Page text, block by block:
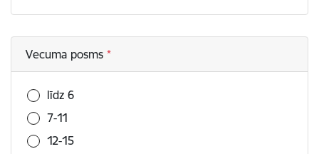
Vecuma posms
līdz 6
7-11
12-15